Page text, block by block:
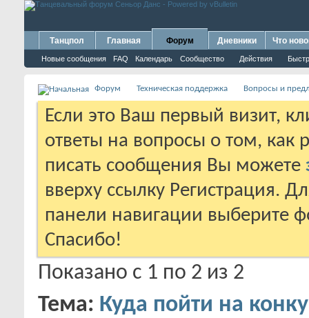
Танцпол Главная Форум
Новые сообщения FAQ Календарь Сообщество Действия
Дневники Что
Форум Техническая поддержка Вопросы и
Если это Ваш первый визит,
ответы на вопросы о том, как
писать сообщения Вы можете
вверху ссылку Регистрация.
панели навигации выберите
Спасибо!
Показано с 1 по 2 из 2
Тема: Куда пойти на